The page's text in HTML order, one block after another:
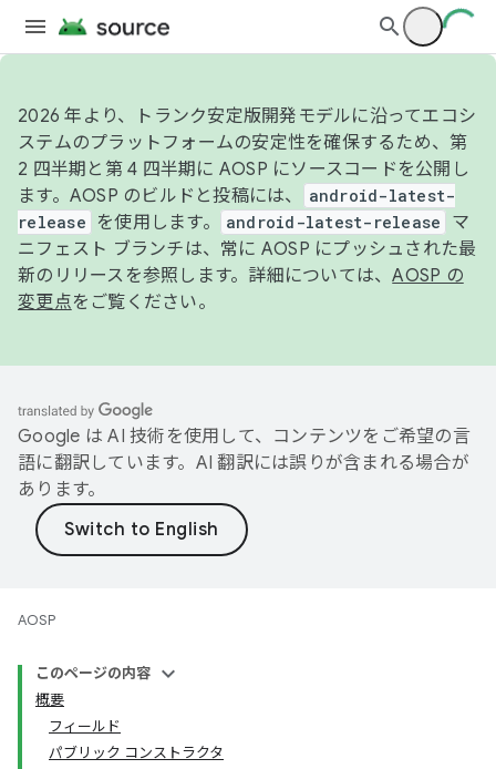
2026 年より、トランク安定版開発モデルに沿ってエコシ
ステムのプラットフォームの安定性を確保するため、第
2 四半期と第 4 四半期に AOSP にソースコードを公開し
ます。AOSP のビルドと投稿には、
android-latest-
release
を使用します。 android-latest-release
マ
ニフェスト ブランチは、常に AOSP にプッシュされた最
新のリリースを参照します。詳細については、AOSP の
変更点をご覧ください。
Google は AI 技術を使用して、コンテンツをご希望の言
語に翻訳しています。AI 翻訳には誤りが含まれる場合が
あります。
AOSP
このページの内容
概要
フィールド
パブリック コンストラクタ